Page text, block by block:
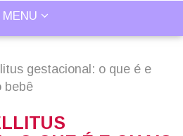
TOGGLE
MENU
gestacional: o que é e
bebê